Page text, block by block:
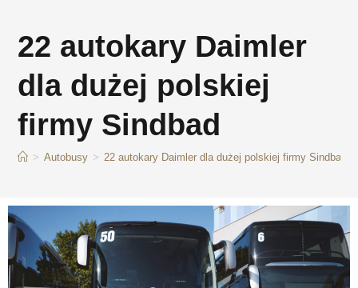
22 autokary Daimler
dla dużej polskiej
firmy Sindbad
> Autobusy > 22 autokary Daimler dla dużej polskiej firmy Sindbad